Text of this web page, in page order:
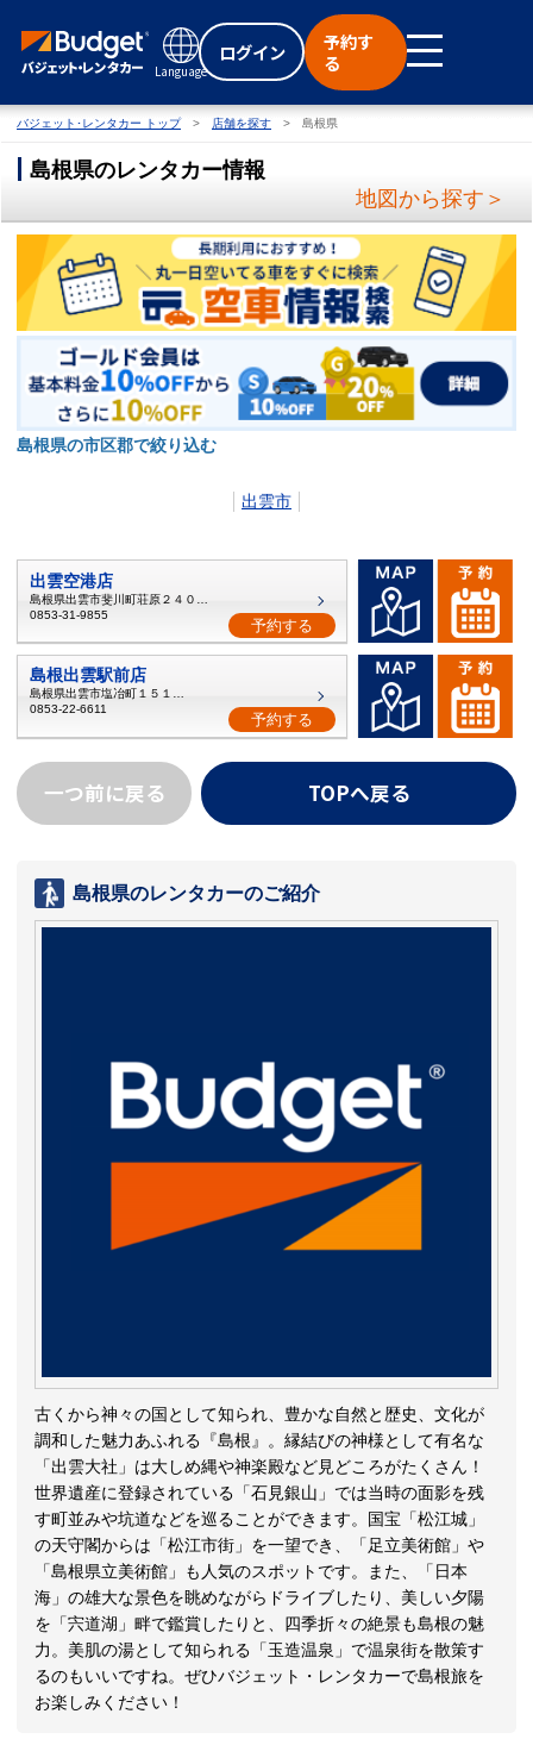
Language
ログイン
予約す
る
バジェット･レンタカー トップ 店舗を探す 島根県
島根県のレンタカー情報
地図から探す＞
島根県の市区郡で絞り込む
出雲市
出雲空港店
0853-31-9855
予約する
島根出雲駅前店
島根県出雲市塩冶町１５１５−１
0853-22-6611
予約する
一つ前に戻る TOPへ戻る
島根県のレンタカーのご紹介
古くから神々の国として知られ、豊かな自然と歴史、文化が
調和した魅力あふれる『島根』。縁結びの神様として有名な
「出雲大社」は大しめ縄や神楽殿など見どころがたくさん！
世界遺産に登録されている「石見銀山」では当時の面影を残
す町並みや坑道などを巡ることができます。国宝「松江城」
の天守閣からは「松江市街」を一望でき、「足立美術館」や
「島根県立美術館」も人気のスポットです。また、「日本
海」の雄大な景色を眺めながらドライブしたり、美しい夕陽
を「宍道湖」畔で鑑賞したりと、四季折々の絶景も島根の魅
力。美肌の湯として知られる「玉造温泉」で温泉街を散策す
るのもいいですね。ぜひバジェット・レンタカーで島根旅を
お楽しみください！